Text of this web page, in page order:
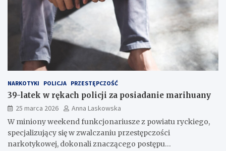
NARKOTYKI POLICJA PRZESTĘPCZOŚĆ
39-latek w rękach policji za posiadanie marihuany
25 marca 2026
Anna Laskowska
W miniony weekend funkcjonariusze z powiatu ryckiego,
specjalizujący się w zwalczaniu przestępczości
narkotykowej, dokonali znaczącego postępu…